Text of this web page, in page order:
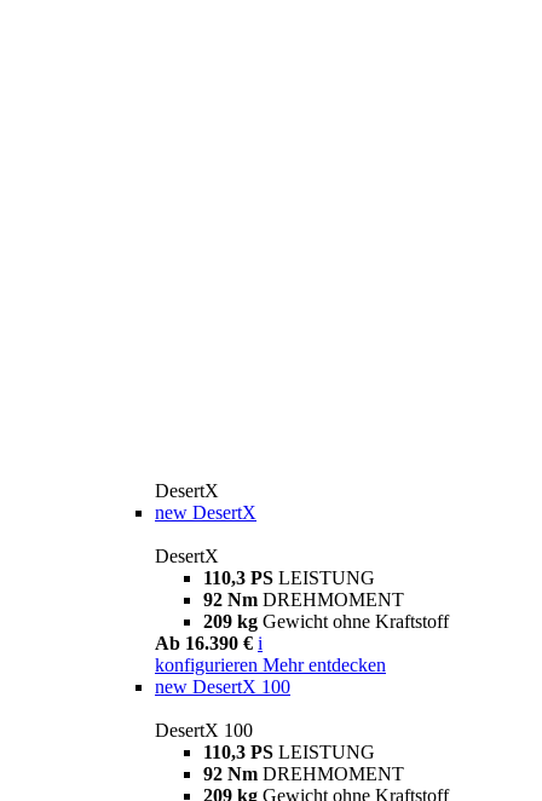
DesertX
new DesertX
DesertX
110,3 PS LEISTUNG
92 Nm DREHMOMENT
209 kg Gewicht ohne Kraftstoff
Ab 16.390 € i
konfigurieren Mehr entdecken
new DesertX 100
DesertX 100
110,3 PS LEISTUNG
92 Nm DREHMOMENT
209 kg Gewicht ohne Kraftstoff